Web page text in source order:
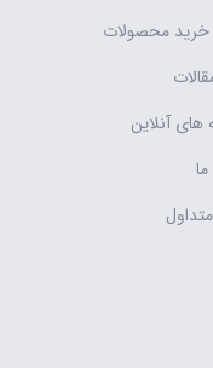
خرید محصولات
های آنلاین
ما